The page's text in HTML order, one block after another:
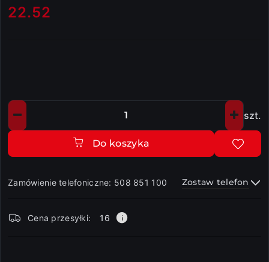
Cena:
22.52
Ilość szt.
Do koszyka
Zamówienie telefoniczne: 508 851 100 Zostaw telefon
i
Cena przesyłki: 16